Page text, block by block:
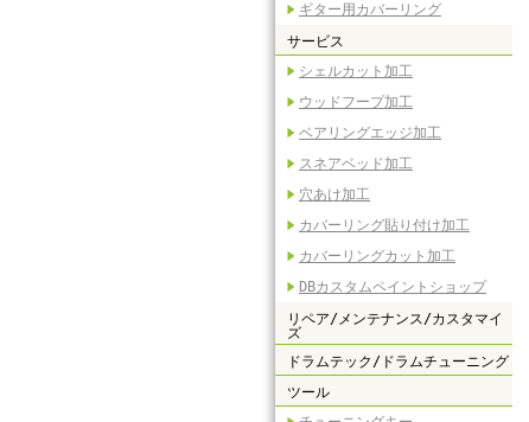
ギター用カバーリング
サービス
シェルカット加工
ウッドフープ加工
ベアリングエッジ加工
スネアベッド加工
穴あけ加工
カバーリング貼り付け加工
カバーリングカット加工
DBカスタムペイントショップ
リペア/メンテナンス/カスタマイ
ズ
ドラムテック/ドラムチューニング
ツール